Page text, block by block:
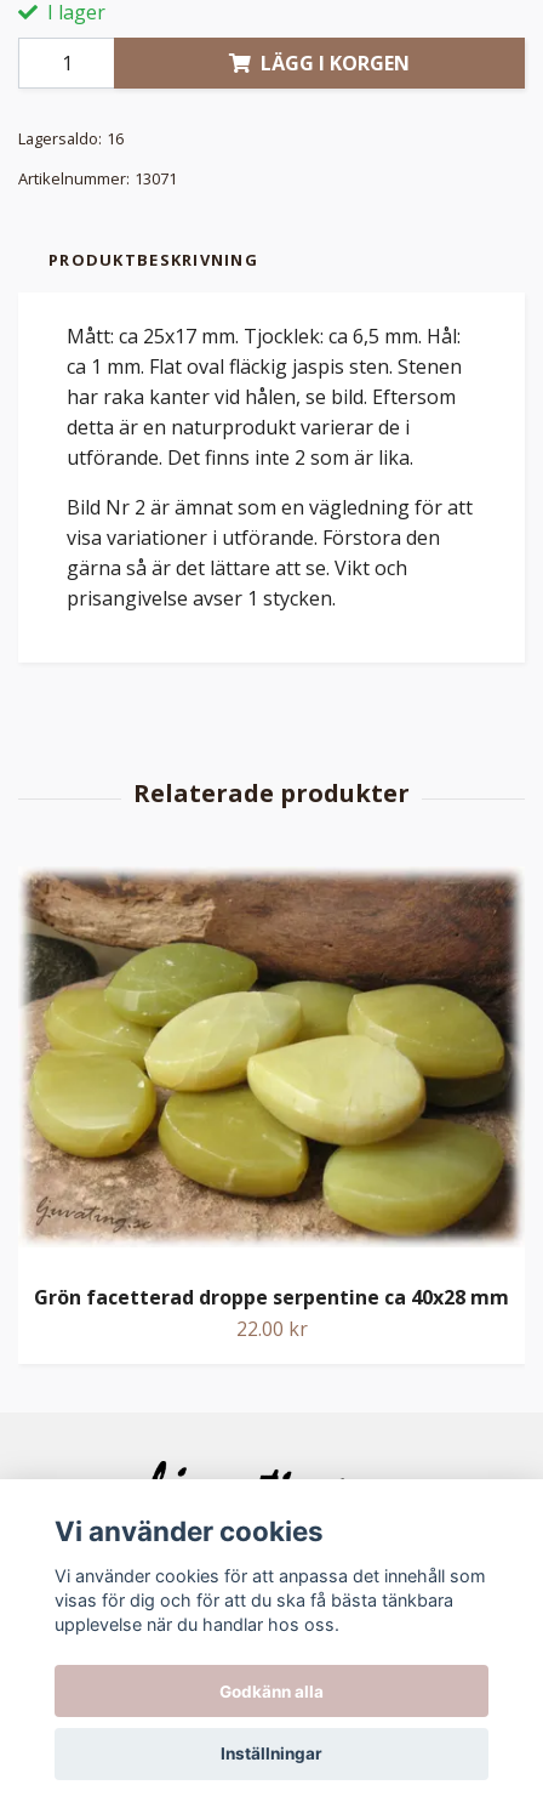
I lager
LÄGG I KORGEN
Lagersaldo: 16
Artikelnummer: 13071
PRODUKTBESKRIVNING
Mått: ca 25x17 mm. Tjocklek: ca 6,5 mm. Hål:
ca 1 mm. Flat oval fläckig jaspis sten. Stenen
har raka kanter vid hålen, se bild. Eftersom
detta är en naturprodukt varierar de i
utförande. Det finns inte 2 som är lika.
Bild Nr 2 är ämnat som en vägledning för att
visa variationer i utförande. Förstora den
gärna så är det lättare att se. Vikt och
prisangivelse avser 1 stycken.
Grön facetterad droppe serpentine ca 40x28 mm
22.00 kr
Bolagsinfo
Köpvillkor
Vi använder cookies
Vi använder cookies för att anpassa det innehåll som
visas för dig och för att du ska få bästa tänkbara
upplevelse när du handlar hos oss.
Godkänn alla
Inställningar